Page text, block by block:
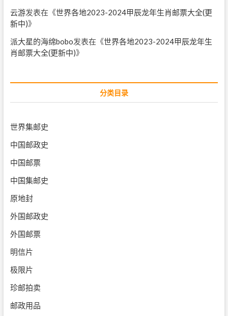
云游发表在《世界各地2023-2024甲辰龙年生肖邮票大全(更
新中)》
派大星的海绵bobo发表在《世界各地2023-2024甲辰龙年生
肖邮票大全(更新中)》
分类目录
世界集邮史
中国邮政史
中国邮票
中国集邮史
原地封
外国邮政史
外国邮票
明信片
极限片
珍邮拍卖
邮政用品